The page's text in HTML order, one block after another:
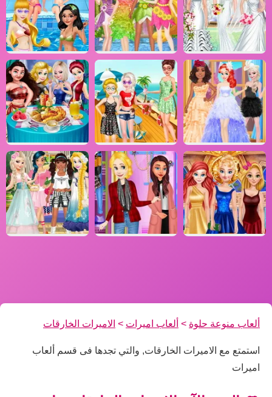
ألعاب منوعة حلوة > ألعاب اميرات > الاميرات الخارقات
استمتع مع الاميرات الخارقات, والتي تجدها فى قسم ألعاب
اميرات